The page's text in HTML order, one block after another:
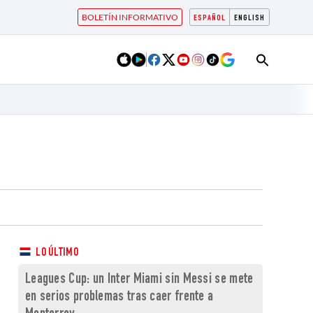
ESPAÑOL ENGLISH
BOLETÍN INFORMATIVO
LO ÚLTIMO
Leagues Cup: un Inter Miami sin Messi se mete
en serios problemas tras caer frente a